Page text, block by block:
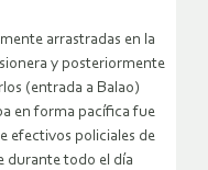
arrastradas en la
y posteriormente
(entrada a Balao)
en forma pacífica fue
efectivos policiales de
durante todo el día